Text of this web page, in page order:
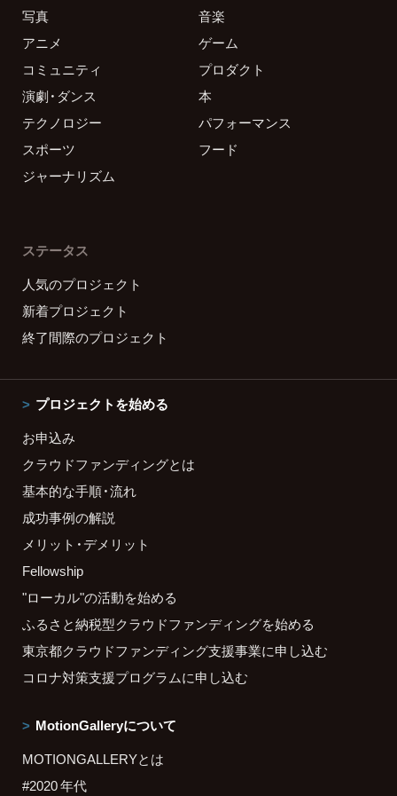
写真
音楽
アニメ
ゲーム
コミュニティ
プロダクト
演劇・ダンス
本
テクノロジー
パフォーマンス
スポーツ
フード
ジャーナリズム
ステータス
人気のプロジェクト
新着プロジェクト
終了間際のプロジェクト
プロジェクトを始める
お申込み
クラウドファンディングとは
基本的な手順・流れ
成功事例の解説
メリット・デメリット
Fellowship
"ローカル"の活動を始める
ふるさと納税型クラウドファンディングを始める
東京都クラウドファンディング支援事業に申し込む
コロナ対策支援プログラムに申し込む
MotionGalleryについて
MOTIONGALLERYとは
#2020 年代